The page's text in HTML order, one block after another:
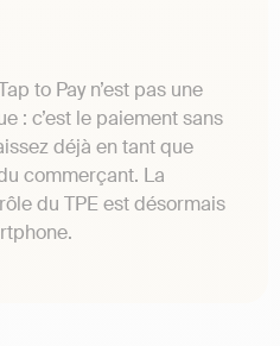
to Pay n’est pas une
: c’est le paiement sans
déjà en tant que
commerçant. La
du TPE est désormais